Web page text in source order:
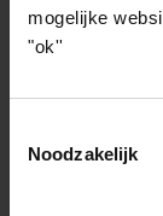
mogelijke
"ok''
Noodzakelijk
van mensen
daar mee
meer